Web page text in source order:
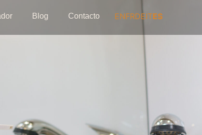
Blog Contacto ENFRDEITES